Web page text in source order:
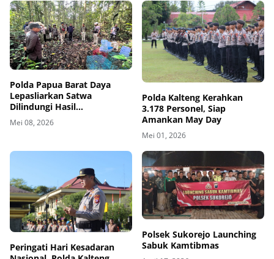
Polda Papua Barat Daya
Lepasliarkan Satwa
Dilindungi Hasil
Pengamanan di Sorong
Mei 08, 2026
Polda Kalteng Kerahkan
3.178 Personel, Siap
Amankan May Day
Mei 01, 2026
Peringati Hari Kesadaran
Polsek Sukorejo Launching
Sabuk Kamtibmas